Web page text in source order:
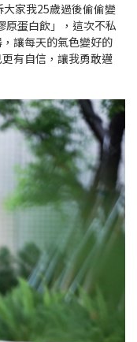
家我25歲過後偷偷變
蛋白飲」，這次不私
讓每天的氣色變好的
有自信，讓我勇敢邁